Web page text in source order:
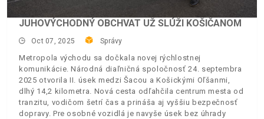
JUHOVÝCHODNÝ OBCHVAT UŽ SLÚŽI KOŠIČANOM
Oct 07, 2025 Správy
Metropola východu sa dočkala novej rýchlostnej
komunikácie. Národná diaľničná spoločnosť 24. septembra
2025 otvorila II. úsek medzi Šacou a Košickými Oľšanmi,
dlhý 14,2 kilometra. Nová cesta odľahčila centrum mesta od
tranzitu, vodičom šetrí čas a prináša aj vyššiu bezpečnosť
dopravy. Pre osobné vozidlá je navyše úsek bez úhrady